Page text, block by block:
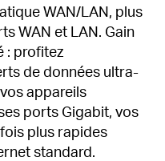
WAN/LAN, plus
WAN et LAN. Gain
: profitez
de données ultra-
appareils
ports Gigabit, vos
plus rapides
standard.